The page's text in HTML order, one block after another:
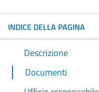
INDICE DELLA PAGINA
Descrizione
Documenti